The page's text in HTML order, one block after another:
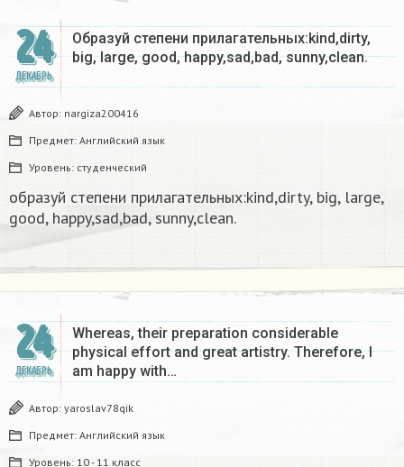
24
ДЕКАБРЬ
Образуй степени прилагательных:kind,dirty,
big, large, good, happy,sad,bad, sunny,clean.​
Автор: nargiza200416
Предмет: Английский язык
Уровень: студенческий
образуй степени прилагательных:kind,dirty, big, large,
good, happy,sad,bad, sunny,clean.​
24
ДЕКАБРЬ
Whereas, their preparation considerable
physical effort and great artistry. Therefore, I
am happy with…
Автор: yaroslav78qik
Предмет: Английский язык
Уровень: 10 - 11 класс